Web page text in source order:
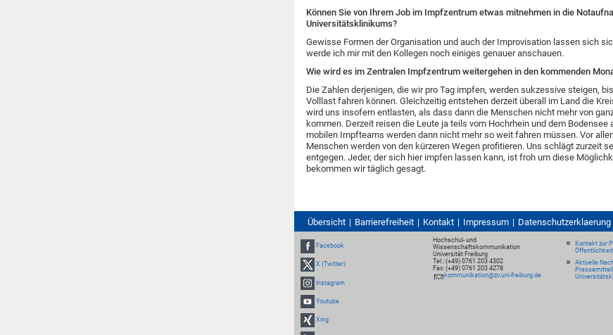
Können Sie von Ihrem Job im Impfzentrum etwas mitnehmen in die
Universitätsklinikums?
Gewisse Formen der Organisation und auch der Improvisation lassen sich
werde ich mir mit den Kollegen noch einiges genauer anschauen.
Wie wird es im Zentralen Impfzentrum weitergehen in den kommenden
Die Zahlen derjenigen, die wir pro Tag impfen, werden sukzessive steigen,
Volllast fahren können. Gleichzeitig entstehen derzeit überall im Land die
wird uns insofern entlasten, als dass dann die Menschen nicht mehr von
kommen. Derzeit reisen die Leute ja teils vom Hochrhein und dem Bodensee
mobilen Impfteams werden dann nicht mehr so weit fahren müssen. Vor
Menschen werden von den kürzeren Wegen profitieren. Uns schlägt zurzeit
entgegen. Jeder, der sich hier impfen lassen kann, ist froh um diese
bekommen wir täglich gesagt.
Übersicht Barrierefreiheit Kontakt Impressum Datenschutzerklaerung
Facebook
X (Twitter)
Instagram
Youtube
Xing
Hochschul- und
Wissenschaftskommunikation
Universität Freiburg
Tel.: (+49) 0761 203 4302
Fax: (+49) 0761 203 4278
kommunikation@zv.uni-freiburg.de
Kontakt zur
Aktuelle